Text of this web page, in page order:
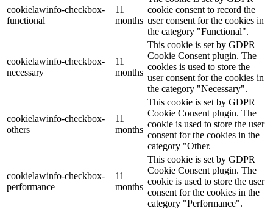
cookielawinfo-checkbox-
functional
11
months
cookie consent to record the
user consent for the cookies in
the category "Functional".
cookielawinfo-checkbox-
necessary
11
months
This cookie is set by GDPR
Cookie Consent plugin. The
cookies is used to store the
user consent for the cookies in
the category "Necessary".
cookielawinfo-checkbox-
others
11
months
This cookie is set by GDPR
Cookie Consent plugin. The
cookie is used to store the user
consent for the cookies in the
category "Other.
cookielawinfo-checkbox-
performance
11
months
This cookie is set by GDPR
Cookie Consent plugin. The
cookie is used to store the user
consent for the cookies in the
category "Performance".